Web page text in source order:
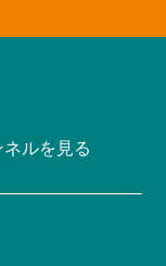
ルを見る